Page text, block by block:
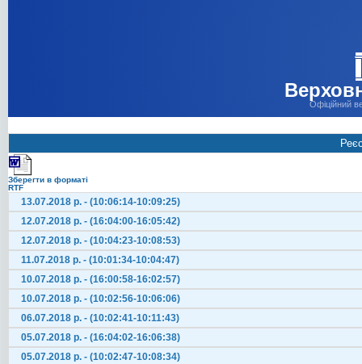
Офіційний
Зберегти в форматі
RTF
13.07.2018 р. - (10:06:14-10:09:25)
12.07.2018 р. - (16:04:00-16:05:42)
12.07.2018 р. - (10:04:23-10:08:53)
11.07.2018 р. - (10:01:34-10:04:47)
10.07.2018 р. - (16:00:58-16:02:57)
10.07.2018 р. - (10:02:56-10:06:06)
06.07.2018 р. - (10:02:41-10:11:43)
05.07.2018 р. - (16:04:02-16:06:38)
05.07.2018 р. - (10:02:47-10:08:34)